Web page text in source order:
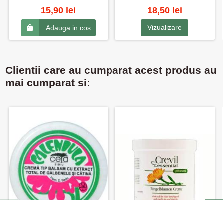
15,90 lei
Adauga in cos
18,50 lei
Vizualizare
Clientii care au cumparat acest produs au
mai cumparat si: